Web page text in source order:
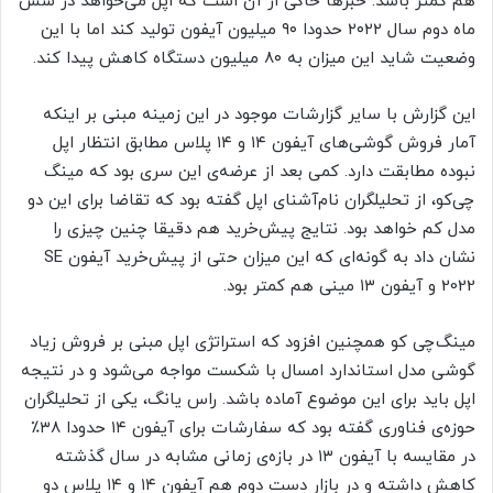
ماه دوم سال ۲۰۲۲ حدودا ۹۰ میلیون آیفون تولید کند اما با این
وضعیت شاید این میزان به ۸۰ میلیون دستگاه کاهش پیدا کند.
این گزارش با سایر گزارشات موجود در این زمینه مبنی بر اینکه
آمار فروش گوشی‌های آیفون ۱۴ و ۱۴ پلاس مطابق انتظار اپل
نبوده مطابقت دارد. کمی بعد از عرضه‌ی این سری بود که مینگ
چی‌کو، از تحلیلگران نام‌آشنای اپل گفته بود که تقاضا برای این دو
مدل کم خواهد بود. نتایج پیش‌خرید هم دقیقا چنین چیزی را
نشان داد به گونه‌ای که این میزان حتی از پیش‌خرید آیفون SE
2022 و آیفون ۱۳ مینی هم کمتر بود.
مینگ‌چی کو همچنین افزود که استراتژی اپل مبنی بر فروش زیاد
گوشی مدل استاندارد امسال با شکست مواجه می‌شود و در نتیجه
اپل باید برای این موضوع آماده باشد. راس یانگ، یکی از تحلیلگران
حوزه‌ی فناوری گفته بود که سفارشات برای آیفون ۱۴ حدودا ۳۸٪
در مقایسه با آیفون ۱۳ در بازه‌ی زمانی مشابه در سال گذشته
کاهش داشته و در بازار دست دوم هم آیفون ۱۴ و ۱۴ پلاس دو